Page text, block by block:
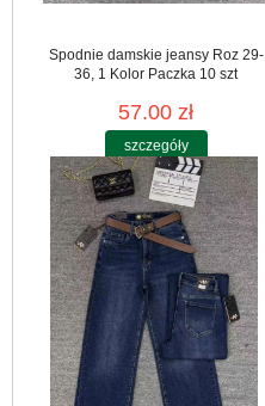
Spodnie damskie jeansy Roz 29-
36, 1 Kolor Paczka 10 szt
57.00 zł
szczegóły